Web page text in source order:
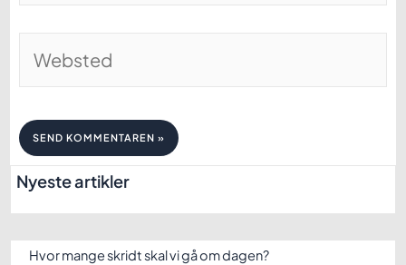
mail*
Nyeste artikler
Hvor mange skridt skal vi gå om dagen?